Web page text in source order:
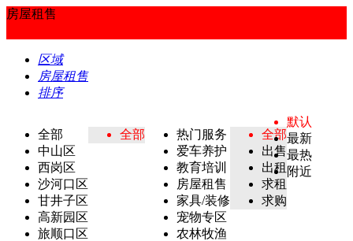
房屋租售
区域
房屋租售
排序
全部
中山区
西岗区
沙河口区
甘井子区
高新园区
旅顺口区
全部
热门服务
爱车养护
教育培训
房屋租售
家具/装修
宠物专区
农林牧渔
全部
出售
出租
求租
求购
默认
最新
最热
附近